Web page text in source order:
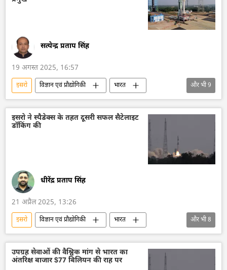
सत्येन्द्र प्रताप सिंह
19 अगस्त 2025, 16:57
इसरो विज्ञान एवं प्रौद्योगिकी
भारत
भारत सरकार
भारत का विकास
अंतरिक्ष
अंतरिक्ष उद्योग
अंतरिक्ष अनुसंधान
और भी9
इसरो ने स्पैडेक्स के तहत दूसरी सफल सैटेलाइट
डॉकिंग की
धीरेंद्र प्रताप सिंह
21 अप्रैल 2025, 13:26
इसरो विज्ञान एवं प्रौद्योगिकी
भारत
भारत सरकार
भारत का विकास
आत्मनिर्भर भारत
तकनीकी विकास
विज्ञान एवं प्रौद्योगिकी
और भी8
उपग्रह सेवाओं की वैश्विक मांग से भारत का
अंतरिक्ष बाजार $77 बिलियन की राह पर